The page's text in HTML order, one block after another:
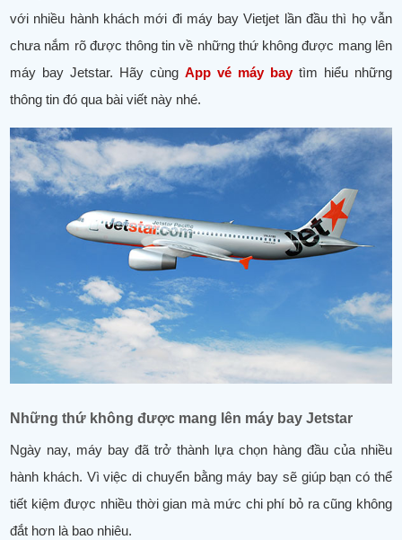
với nhiều hành khách mới đi máy bay Vietjet lần đầu thì họ vẫn
chưa nắm rõ được thông tin về những thứ không được mang lên
máy bay Jetstar. Hãy cùngApp vé máy baytìm hiểu những
thông tin đó qua bài viết này nhé.
Những thứ không được mang lên máy bay Jetstar
Ngày nay, máy bay đã trở thành lựa chọn hàng đầu của nhiều
hành khách. Vì việc di chuyển bằng máy bay sẽ giúp bạn có thể
tiết kiệm được nhiều thời gian mà mức chi phí bỏ ra cũng không
đắt hơn là bao nhiêu.